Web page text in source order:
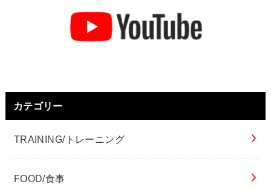
カテゴリー
TRAINING/トレーニング
FOOD/食事